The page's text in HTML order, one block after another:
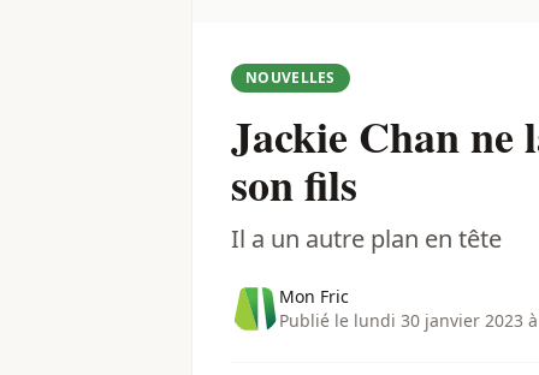
NOUVELLES
Jackie Chan ne
son fils
Il a un autre plan en tête
Mon Fric
Publié le lundi 30 janvier 2023